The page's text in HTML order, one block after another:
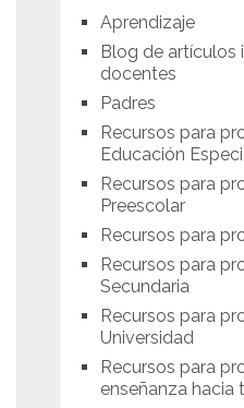
Aprendizaje
Blog de artículos
docentes
Padres
Recursos para
Educación
Recursos para
Preescolar
Recursos para
Recursos para
Secundaria
Recursos para
Universidad
Recursos para
enseñanza hacia